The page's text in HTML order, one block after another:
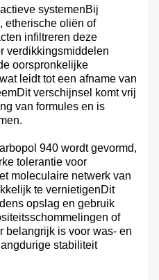
systemenBij
etherische oliën of
infiltreren deze
verdikkingsmiddelen
oorspronkelijke
leidt tot een afname van
verschijnsel komt vrij
van formules en is
940 wordt gevormd,
tolerantie voor
moleculaire netwerk van
te vernietigenDit
opslag en gebruik
of
belangrijk is voor was- en
stabiliteit